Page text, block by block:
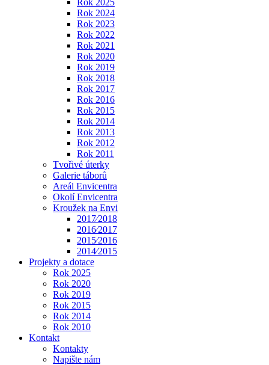
Rok 2025
Rok 2024
Rok 2023
Rok 2022
Rok 2021
Rok 2020
Rok 2019
Rok 2018
Rok 2017
Rok 2016
Rok 2015
Rok 2014
Rok 2013
Rok 2012
Rok 2011
Tvořivé úterky
Galerie táborů
Areál Envicentra
Okolí Envicentra
Kroužek na Envi
2017⁄2018
2016⁄2017
2015⁄2016
2014⁄2015
Projekty a dotace
Rok 2025
Rok 2020
Rok 2019
Rok 2015
Rok 2014
Rok 2010
Kontakt
Kontakty
Napište nám